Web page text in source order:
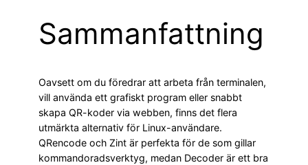
Sammanfattning
Oavsett om du föredrar att arbeta från terminalen,
vill använda ett grafiskt program eller snabbt
skapa QR-koder via webben, finns det flera
utmärkta alternativ för Linux-användare.
QRencode och Zint är perfekta för de som gillar
kommandoradsverktyg, medan Decoder är ett bra